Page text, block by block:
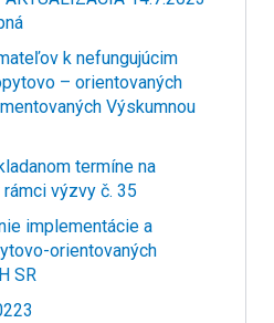
k nefungujúcim
– orientovaných
Výskumnou
termíne na
výzvy č. 35
implementácie a
orientovaných
SR